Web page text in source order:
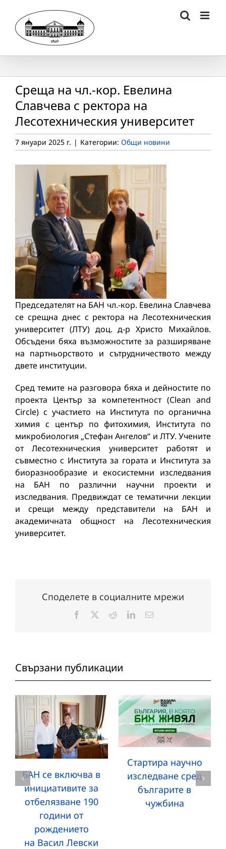
content
Среща на чл.-кор. Евелина
Славчева с ректора на
Лесотехническия университет
7 януари 2025 г. | Категории: Общи новини
Председателят на БАН чл.-кор. Евелина Славчева
се срещна днес с ректора на Лесотехническия
университет (ЛТУ) доц. д-р Христо Михайлов.
Обсъдени бяха възможностите за разширяване
на партньорството и сътрудничеството между
двете институции.
Сред темите на разговора бяха и дейностите по
проекта Център за компетентност (Clean and
Circle) с участието на Института по органична
химия с център по фитохимия, Института по
микробиология „Стефан Ангелов“ и ЛТУ. Учените
от Лесотехническия университет работят и
съвместно с Института за гората и Института за
биоразнообразие и екосистемни изследвания
на БАН по различни научни проекти и
изследвания. Предвиждат се тематични лекции
и срещи между представители на БАН и
академичната общност на Лесотехническия
университет.
Споделете в социалните мрежи
Facebook RedditLinkedInЕлектронна
Свързани публикации
БАН се включва в
инициативите за
отбелязване 190
години от
рождението
на Васил Левски
Стартира научно
изследване сред
българите в
чужбина